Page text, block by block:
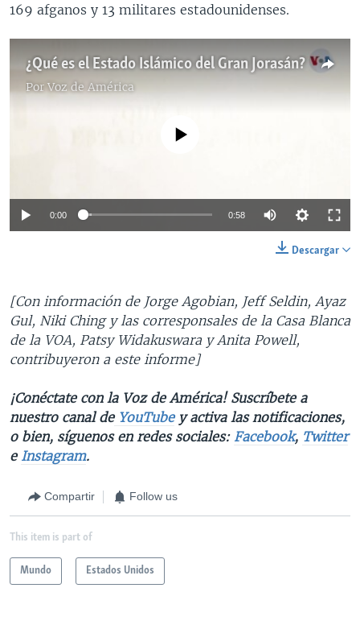
169 afganos y 13 militares estadounidenses.
¿Qué es el Estado Islámico del Gran Jorasán?
PorVoz de América
No media source currently available
0:00 0:58
Descargar
[Con información de Jorge Agobian, Jeff Seldin, Ayaz
Gul, Niki Ching y las corresponsales de la Casa Blanca
de la VOA, Patsy Widakuswara y Anita Powell,
contribuyeron a este informe]
¡Conéctate con la Voz de América! Suscríbete a
nuestro canal deYouTubey activa las notificaciones,
o bien, síguenos en redes sociales: Facebook, Twitter
e Instagram.
Compartir Follow us
This item is part of
Mundo Estados Unidos